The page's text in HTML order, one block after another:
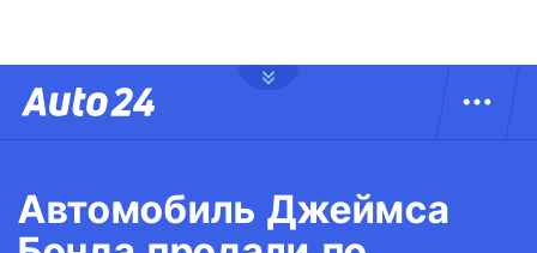
Автомобиль Джеймса